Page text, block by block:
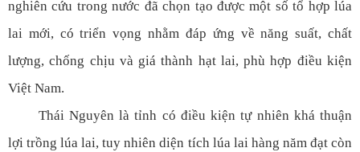
nghiên cứu trong nước đã chọn tạo được một số tổ hợp lúa
lai mới, có triển vọng nhằm đáp ứng về năng suất, chất
lượng, chống chịu và giá thành hạt lai, phù hợp điều kiện
Việt Nam.
Thái Nguyên là tỉnh có điều kiện tự nhiên khá thuận
lợi trồng lúa lai, tuy nhiên diện tích lúa lai hàng năm đạt còn